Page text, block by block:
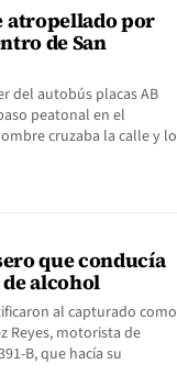
atropellado por
de San
del autobús placas AB
peatonal en el
cruzaba la calle y lo
que conducía
alcohol
al capturado como
Reyes, motorista de
B, que hacía su